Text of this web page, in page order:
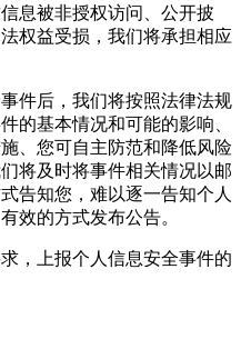
息被非授权访问、公开披
权益受损，我们将承担相应
件后，我们将按照法律法规
的基本情况和可能的影响、
、您可自主防范和降低风险
将及时将事件相关情况以邮
告知您，难以逐一告知个人
效的方式发布公告。
，上报个人信息安全事件的